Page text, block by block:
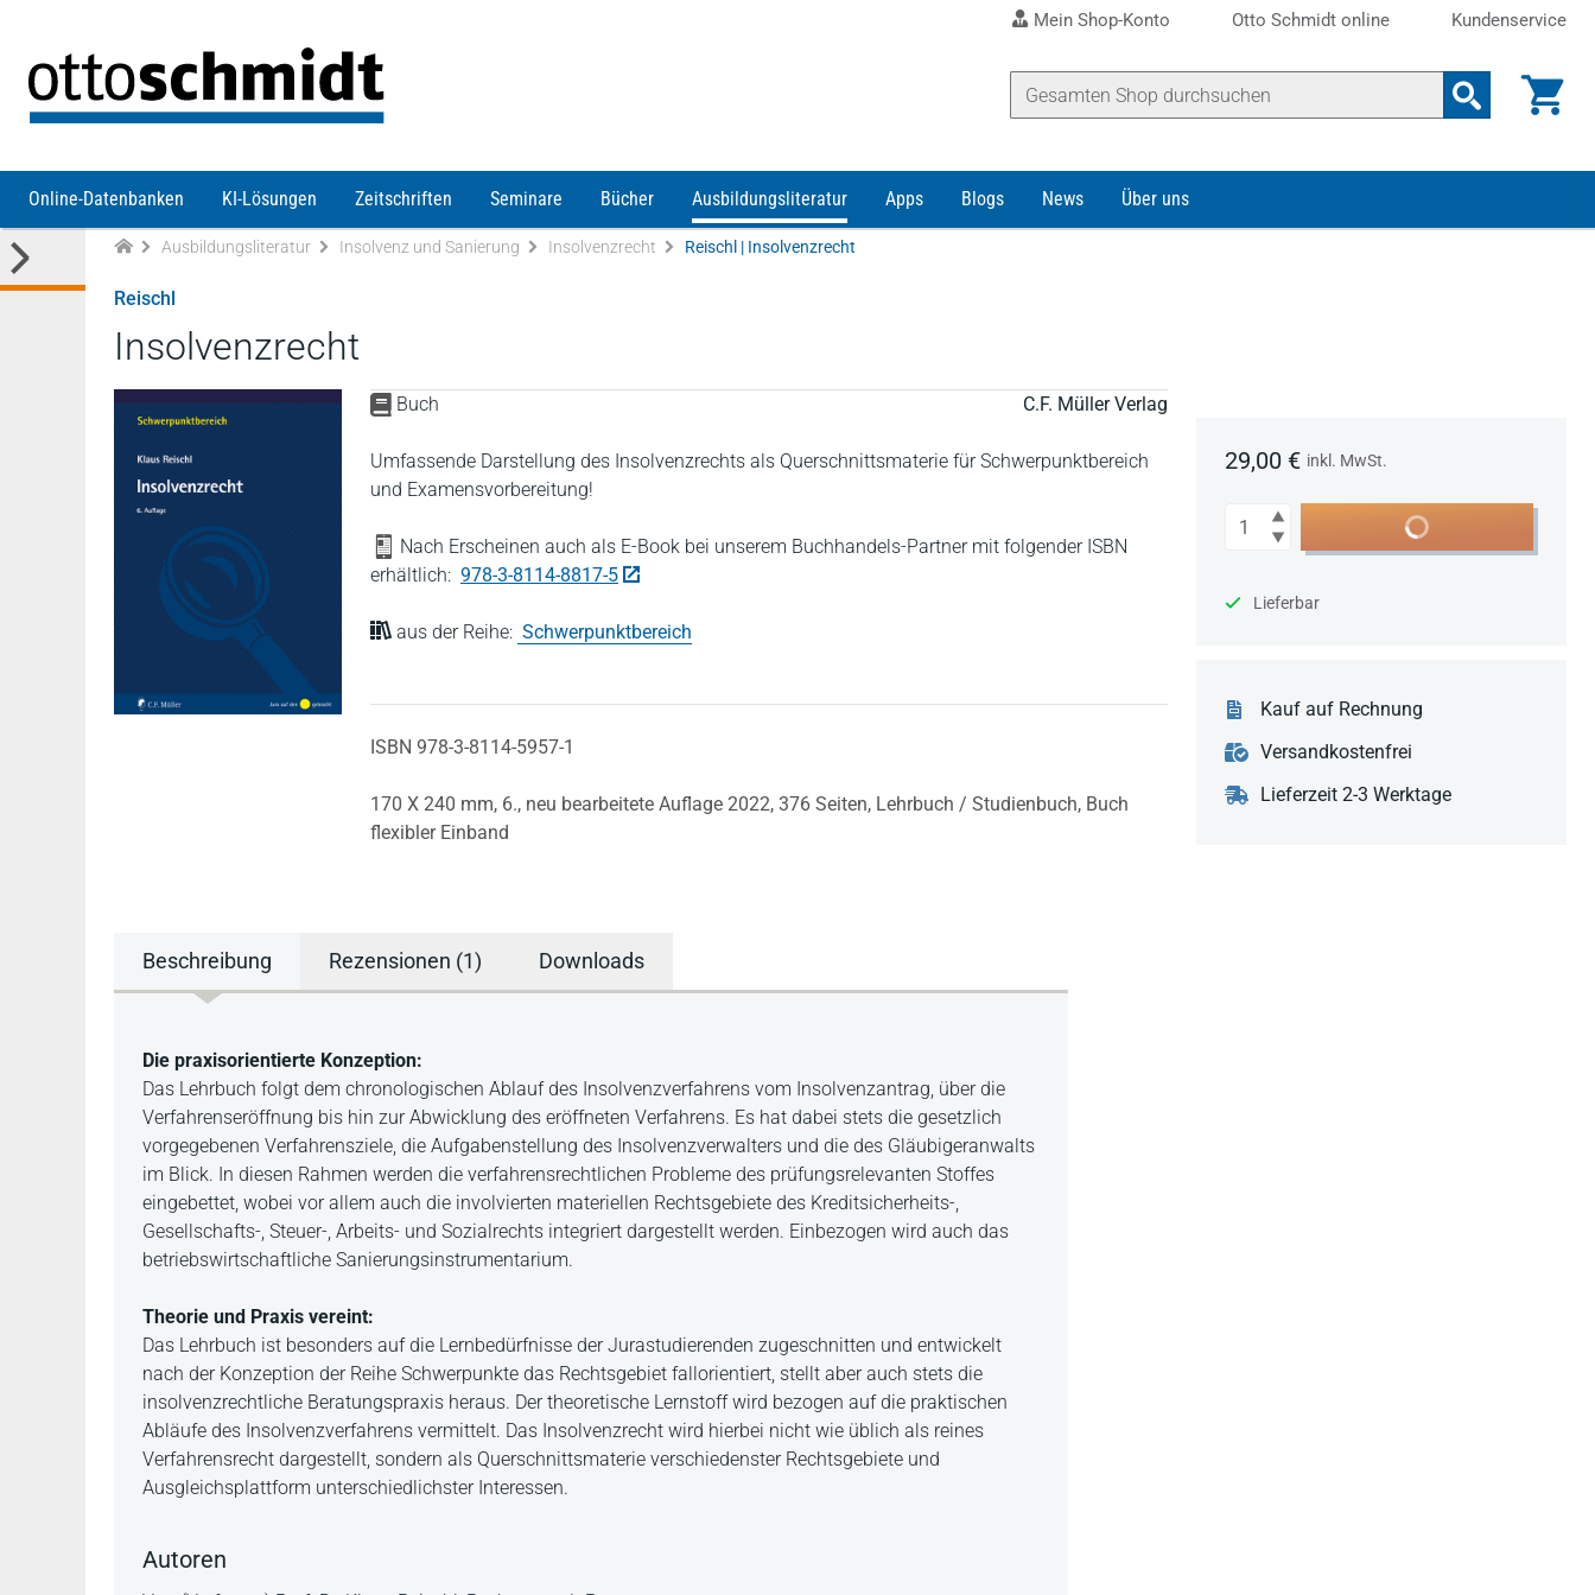
Mein Shop-Konto Otto Schmidt online Kundenservice
Online-Datenbanken KI-Lösungen Zeitschriften Seminare Bücher Ausbildungsliteratur Apps Blogs News Über uns
Ausbildungsliteratur Insolvenz und Sanierung Insolvenzrecht Reischl | Insolvenzrecht
Reischl
Insolvenzrecht
Buch C.F. Müller Verlag
Umfassende Darstellung des Insolvenzrechts als Querschnittsmaterie für Schwerpunktbereich
und Examensvorbereitung!
Nach Erscheinen auch als E-Book bei unserem Buchhandels-Partner mit folgender ISBN
erhältlich: 978-3-8114-8817-5
aus der Reihe: Schwerpunktbereich
ISBN 978-3-8114-5957-1
170 X 240 mm, 6., neu bearbeitete Auflage 2022, 376 Seiten, Lehrbuch / Studienbuch, Buch
flexibler Einband
29,00 € inkl. MwSt.
Anzahl In den Warenkorb
Lieferbar
Kauf auf Rechnung
Versandkostenfrei
Lieferzeit 2-3 Werktage
Beschreibung Rezensionen (1) Downloads
Beschreibung
Die praxisorientierte Konzeption:
Das Lehrbuch folgt dem chronologischen Ablauf des Insolvenzverfahrens vom Insolvenzantrag, über die
Verfahrenseröffnung bis hin zur Abwicklung des eröffneten Verfahrens. Es hat dabei stets die gesetzlich
vorgegebenen Verfahrensziele, die Aufgabenstellung des Insolvenzverwalters und die des Gläubigeranwalts
im Blick. In diesen Rahmen werden die verfahrensrechtlichen Probleme des prüfungsrelevanten Stoffes
eingebettet, wobei vor allem auch die involvierten materiellen Rechtsgebiete des Kreditsicherheits-,
Gesellschafts-, Steuer-, Arbeits- und Sozialrechts integriert dargestellt werden. Einbezogen wird auch das
betriebswirtschaftliche Sanierungsinstrumentarium.
Theorie und Praxis vereint:
Das Lehrbuch ist besonders auf die Lernbedürfnisse der Jurastudierenden zugeschnitten und entwickelt
nach der Konzeption der Reihe Schwerpunkte das Rechtsgebiet fallorientiert, stellt aber auch stets die
insolvenzrechtliche Beratungspraxis heraus. Der theoretische Lernstoff wird bezogen auf die praktischen
Abläufe des Insolvenzverfahrens vermittelt. Das Insolvenzrecht wird hierbei nicht wie üblich als reines
Verfahrensrecht dargestellt, sondern als Querschnittsmaterie verschiedenster Rechtsgebiete und
Ausgleichsplattform unterschiedlichster Interessen.
Autoren